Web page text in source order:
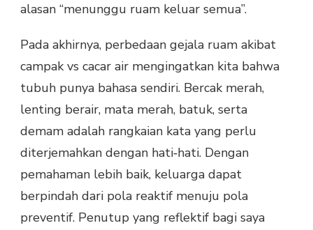
alasan “menunggu ruam keluar semua”.
Pada akhirnya, perbedaan gejala ruam akibat
campak vs cacar air mengingatkan kita bahwa
tubuh punya bahasa sendiri. Bercak merah,
lenting berair, mata merah, batuk, serta
demam adalah rangkaian kata yang perlu
diterjemahkan dengan hati‑hati. Dengan
pemahaman lebih baik, keluarga dapat
berpindah dari pola reaktif menuju pola
preventif. Penutup yang reflektif bagi saya